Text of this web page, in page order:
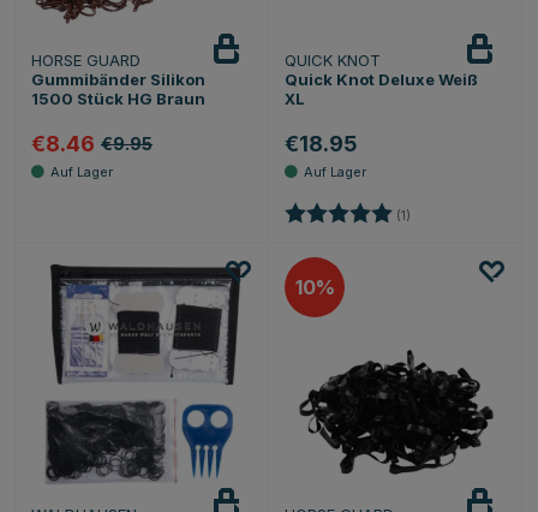
HORSE GUARD
Gummibänder Silikon
1500 Stück HG Braun
€8.46 €9.95
QUICK KNOT
Quick Knot Deluxe Weiß
XL
€18.95
Bewertung: (1)
10